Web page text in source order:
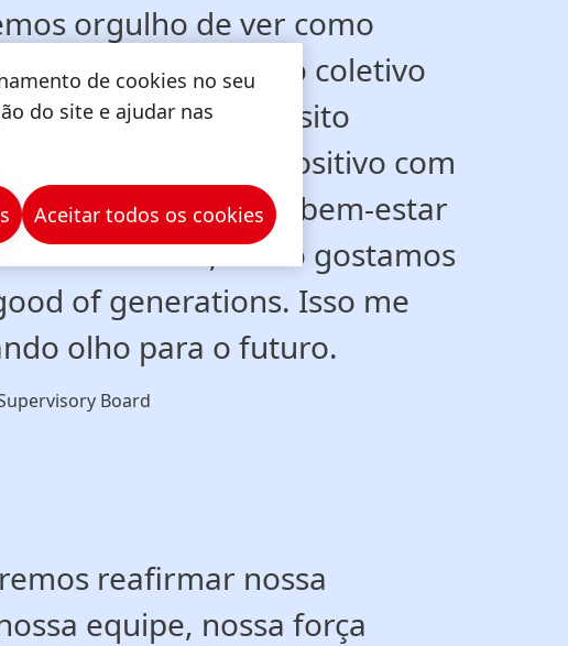
orgulho de ver como
vivo o espírito coletivo
dias. Nosso propósito
valor e impacto positivo com
sempre com o bem-estar
mente. Ou, como gostamos
of generations. Isso me
olho para o futuro.
Board
reafirmar nossa
equipe, nossa força
de cookies no seu
do site e ajudar nas
Aceitar todos os cookies